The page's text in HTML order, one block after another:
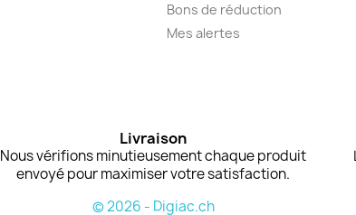
Bons de réduction
Mes alertes
Livraison
Nous vérifions minutieusement chaque produit
envoyé pour maximiser votre satisfaction.
© 2026 - Digiac.ch